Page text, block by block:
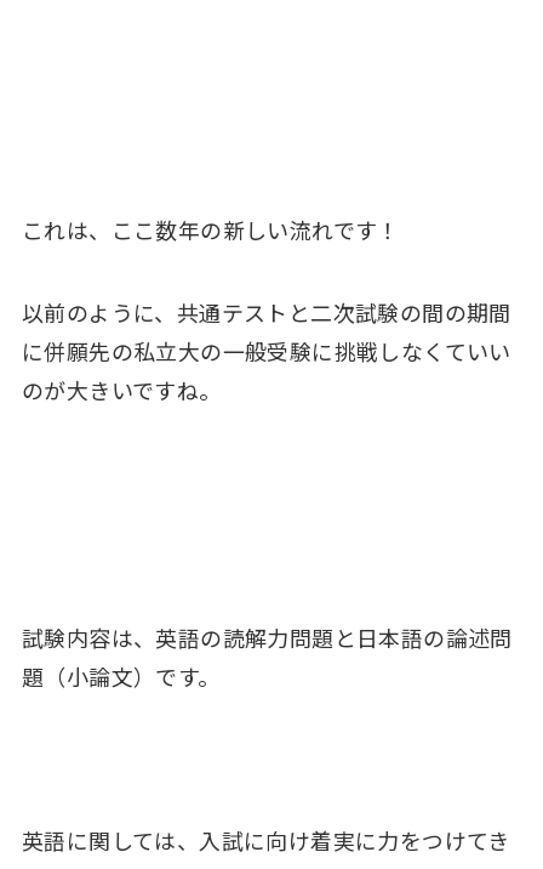
これは、ここ数年の新しい流れです！
以前のように、共通テストと二次試験の間の期間
に併願先の私立大の一般受験に挑戦しなくていい
のが大きいですね。
試験内容は、英語の読解力問題と日本語の論述問
題（小論文）です。
英語に関しては、入試に向け着実に力をつけてき